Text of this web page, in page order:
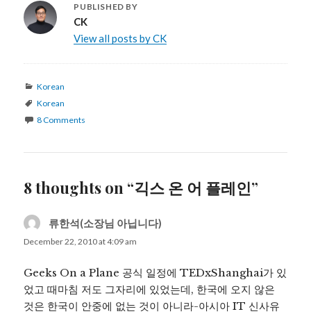
PUBLISHED BY
CK
View all posts by CK
Categories
Korean
Tags
Korean
8 Comments
8 thoughts on “긱스 온 어 플레인”
류한석(소장님 아닙니다)
December 22, 2010 at 4:09 am
Geeks On a Plane 공식 일정에 TEDxShanghai가 있
었고 때마침 저도 그자리에 있었는데, 한국에 오지 않은
것은 한국이 안중에 없는 것이 아니라-아시아 IT 신사유